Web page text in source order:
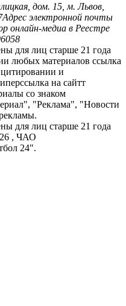
дом. 15, м. Львов,
Адрес электронной почты
онлайн-медиа в Реестре
для лиц старше 21 года
любых материалов ссылка
и
на сайтт
со знаком
"Реклама", "Новости
для лиц старше 21 года
, ЧАО
24".